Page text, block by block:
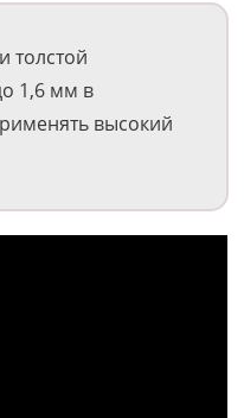
толстой
1,6 мм в
высокий